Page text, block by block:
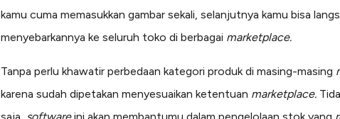
kamu cuma memasukkan gambar sekali, selanjutnya kamu bisa
menyebarkannya ke seluruh toko di berbagai marketplace.
Tanpa perlu khawatir perbedaan kategori produk di masing-masing
karena sudah dipetakan menyesuaikan ketentuan marketplace.